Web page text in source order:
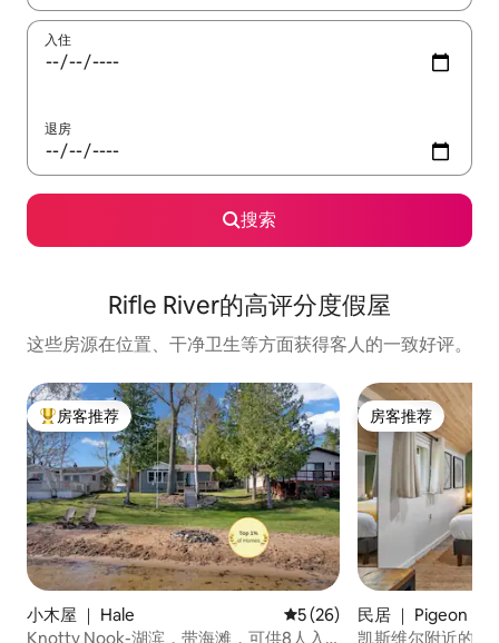
入住
退房
搜索
Rifle River的高评分度假屋
这些房源在位置、干净卫生等方面获得客人的一致好评。
热门「房客推荐」
房客推荐
小木屋 ｜ Hale 平均评分 5 分（满分 5 分）
5 (26)
Knotty Nook-湖滨，带海滩，可供8人入
房客推荐
房客推荐
民居 ｜ Pigeon
凯斯维尔附近的小